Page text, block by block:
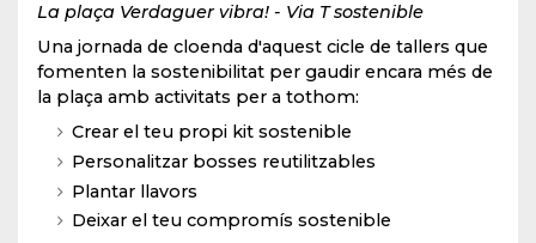
La plaça Verdaguer vibra! - Via T sostenible
Una jornada de cloenda d'aquest cicle de tallers que
fomenten la sostenibilitat per gaudir encara més de
la plaça amb activitats per a tothom:
Crear el teu propi kit sostenible
Personalitzar bosses reutilitzables
Plantar llavors
Deixar el teu compromís sostenible